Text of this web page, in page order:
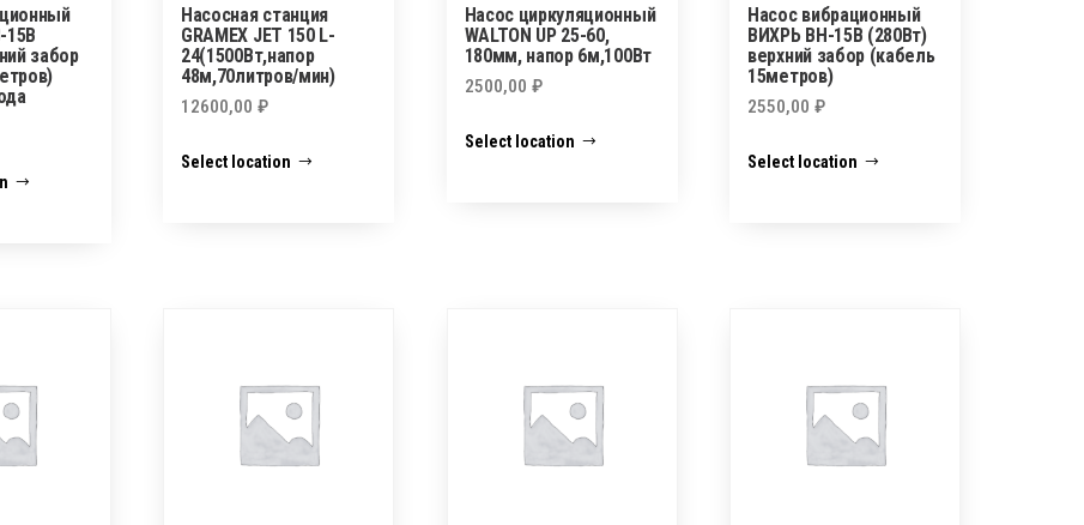
15В
забор
Насосная станция
GRAMEX JET 150 L-
24(1500Вт,напор
48м,70литров/мин)
12600,00₽
Select location
Насос циркуляционный
WALTON UP 25-60,
180мм, напор 6м,100Вт
2500,00 ₽
Select location
Насос вибрационный
ВИХРЬ ВН-15В (280Вт)
верхний забор (кабель
15метров)
2550,00₽
Select location